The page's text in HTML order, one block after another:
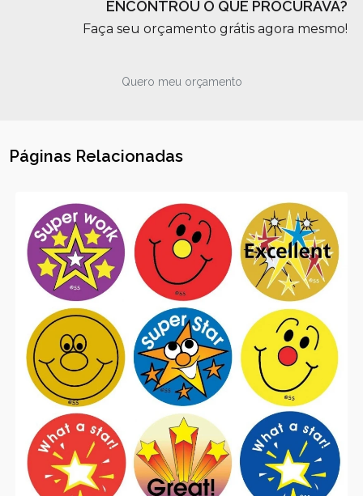
ENCONTROU O QUE PROCURAVA?
Faça seu orçamento grátis agora mesmo!
Quero meu orçamento
Páginas Relacionadas